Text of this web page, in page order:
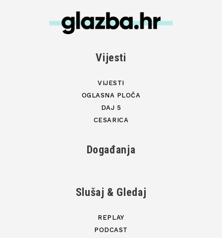
Vijesti
VIJESTI
OGLASNA PLOČA
DAJ 5
CESARICA
Događanja
Slušaj & Gledaj
REPLAY
PODCAST